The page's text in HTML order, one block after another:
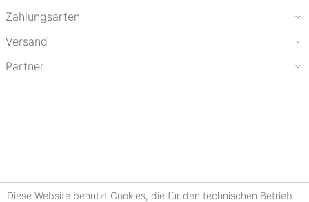
Zahlungsarten
Versand
Partner
Diese Website benutzt Cookies, die für den technischen Betrieb